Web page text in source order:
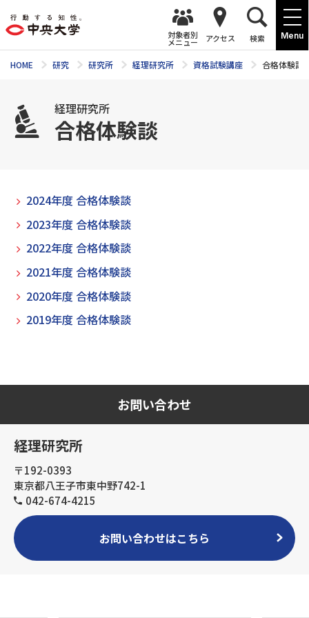
Menu
対象者別
メニュー アクセス 検索
HOME 研究 研究所 経理研究所 資格試験講座 合格体験談
経理研究所
合格体験談
2024年度 合格体験談
2023年度 合格体験談
2022年度 合格体験談
2021年度 合格体験談
2020年度 合格体験談
2019年度 合格体験談
お問い合わせ
経理研究所
〒192-0393
東京都八王子市東中野742-1
042-674-4215
お問い合わせはこちら